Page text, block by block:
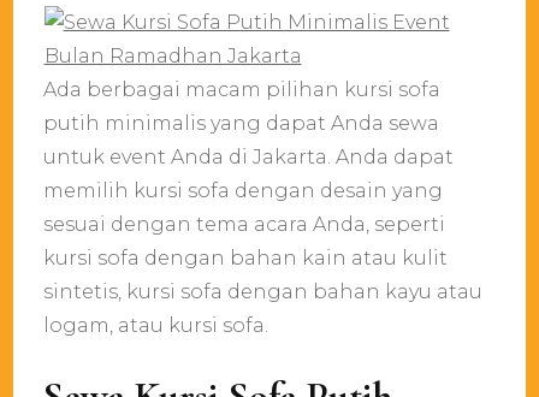
Ada berbagai macam pilihan kursi sofa
putih minimalis yang dapat Anda sewa
untuk event Anda di Jakarta. Anda dapat
memilih kursi sofa dengan desain yang
sesuai dengan tema acara Anda, seperti
kursi sofa dengan bahan kain atau kulit
sintetis, kursi sofa dengan bahan kayu atau
logam, atau kursi sofa.